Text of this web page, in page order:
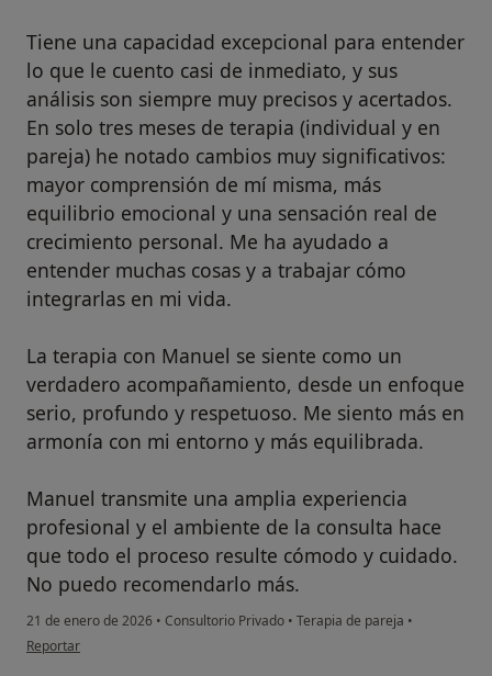
Tiene una capacidad excepcional para entender
lo que le cuento casi de inmediato, y sus
análisis son siempre muy precisos y acertados.
En solo tres meses de terapia (individual y en
pareja) he notado cambios muy significativos:
mayor comprensión de mí misma, más
equilibrio emocional y una sensación real de
crecimiento personal. Me ha ayudado a
entender muchas cosas y a trabajar cómo
integrarlas en mi vida.
La terapia con Manuel se siente como un
verdadero acompañamiento, desde un enfoque
serio, profundo y respetuoso. Me siento más en
armonía con mi entorno y más equilibrada.
Manuel transmite una amplia experiencia
profesional y el ambiente de la consulta hace
que todo el proceso resulte cómodo y cuidado.
No puedo recomendarlo más.
21 de enero de 2026 • Consultorio Privado • Terapia de pareja •
en opinión del usuario PGB
Reportar